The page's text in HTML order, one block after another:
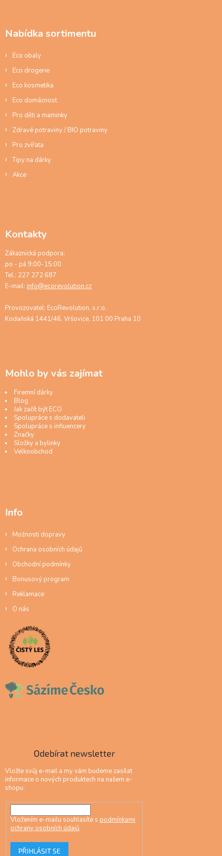
Nabídka sortimentu
Eco obaly
Eco drogerie
Eco kosmetika
Eco domácnost
Pro děti a maminky
Zdravé potraviny / BIO potraviny
Pro zvířata
Tipy na dárky
Akce
Kontakty
Zákaznická podpora:
po - pá 9:00-15:00
Tel.: 227 272 687
E-mail: info@ecorevolution.cz
Provozovatel: EcoRevolution, s.r.o.
Kodaňská 1441/46, Vršovice, 101 00 Praha 10
Mohlo by vás zajímat
Firemní dárky
Blog
Jak začít být ECO
Spolupráce s dodavateli
Spolupráce s influencery
Značky
Složky a bylinky
Velkoobchod
Info
Možnosti dopravy
Ochrana osobních údajů
Obchodní podmínky
Bonusový program
Reklamace
O nás
Odebírat newsletter
Vložte svůj e-mail a my vám budeme zasílat
informace o nových produktech na našem e-
shopu.
Vložením e-mailu souhlasíte s podmínkami
ochrany osobních údajů
PŘIHLÁSIT SE